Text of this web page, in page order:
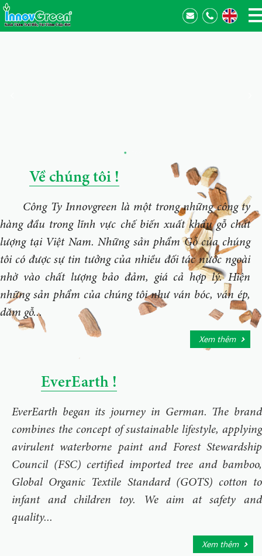
Về chúng tôi !
Công Ty Innovgreen là một trong những công ty
hàng đầu trong lĩnh vực chế biến xuất khẩu gỗ chất
lượng tại Việt Nam. Những sản phẩm Gỗ của chúng
tôi có được sự tin tưởng của nhiều đối tác nước ngoài
nhờ vào chất lượng bảo đảm, giá cả hợp lý. Hiện
những sản phẩm của chúng tôi như ván bóc, ván ép,
dăm gỗ...
Xem thêm
EverEarth !
EverEarth began its journey in German. The brand
combines the concept of sustainable lifestyle, applying
avirulent waterborne paint and Forest Stewardship
Council (FSC) certified imported tree and bamboo,
Global Organic Textile Standard (GOTS) cotton to
infant and children toy. We aim at safety and
quality...
Xem thêm